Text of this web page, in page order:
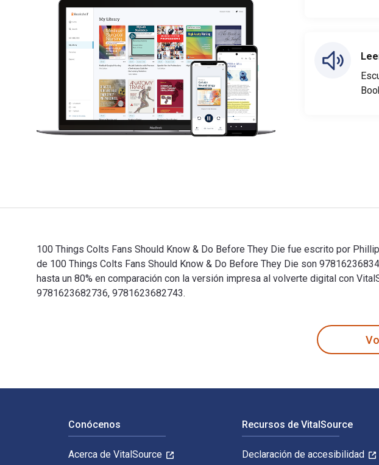
100 Things Colts Fans Should Know & Do Before They Die fue escrito por
de 100 Things Colts Fans Should Know & Do Before They Die son
hasta un 80% en comparación con la versión impresa al volverte digital con
9781623682736, 9781623682743.
Conócenos
Acerca de VitalSource
Recursos de VitalSource
Declaración de accesibilidad